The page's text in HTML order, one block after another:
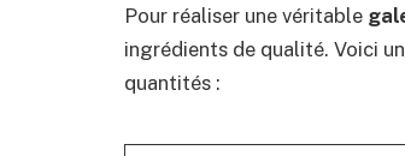
Pour réaliser une véritable
ingrédients de qualité. Voici
quantités :